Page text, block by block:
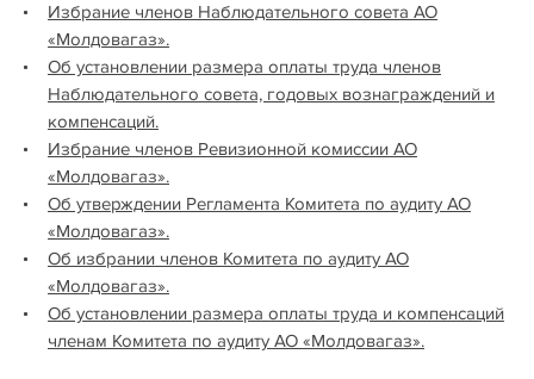
Избрание членов Наблюдательного совета АО
«Молдовагаз».
Об установлении размера оплаты труда членов
Наблюдательного совета, годовых вознаграждений и
компенсаций.
Избрание членов Ревизионной комиссии АО
«Молдовагаз».
Об утверждении Регламента Комитета по аудиту АО
«Молдовагаз».
Об избрании членов Комитета по аудиту АО
«Молдовагаз».
Об установлении размера оплаты труда и компенсаций
членам Комитета по аудиту АО «Молдовагаз».